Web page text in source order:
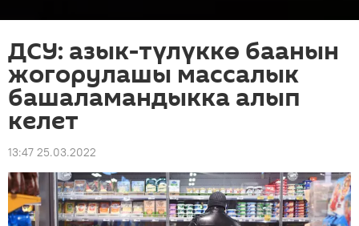
ДСУ: азык-түлүккө баанын
жогорулашы массалык
башаламандыкка алып
келет
13:47 25.03.2022